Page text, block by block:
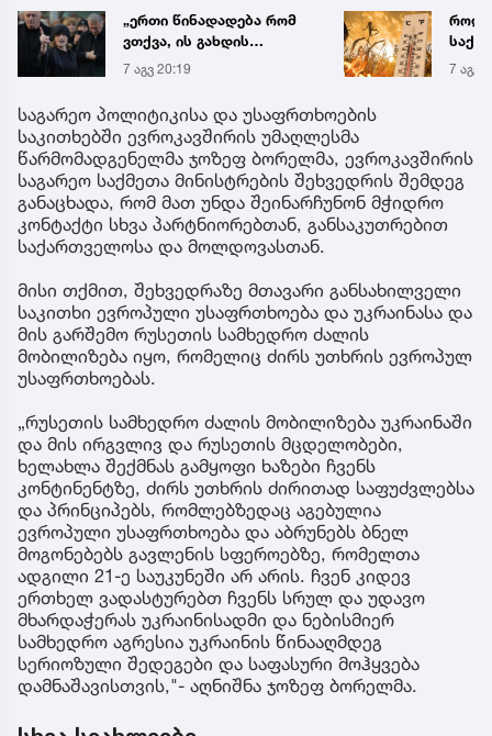
როდის ელოდებიან
საქართველოში +40-
გრადუსიან სიცხეს
7 აგვ 20:41
რა
7 აგვ
საგარეო პოლიტიკისა და უსაფრთხოების
საკითხებში ევროკავშირის უმაღლესმა
წარმომადგენელმა ჯოზეფ ბორელმა, ევროკავშირის
საგარეო საქმეთა მინისტრების შეხვედრის შემდეგ
განაცხადა, რომ მათ უნდა შეინარჩუნონ მჭიდრო
კონტაქტი სხვა პარტნიორებთან, განსაკუთრებით
საქართველოსა და მოლდოვასთან.
მისი თქმით, შეხვედრაზე მთავარი განსახილველი
საკითხი ევროპული უსაფრთხოება და უკრაინასა და
მის გარშემო რუსეთის სამხედრო ძალის
მობილიზება იყო, რომელიც ძირს უთხრის ევროპულ
უსაფრთხოებას.
„რუსეთის სამხედრო ძალის მობილიზება უკრაინაში
და მის ირგვლივ და რუსეთის მცდელობები,
ხელახლა შექმნას გამყოფი ხაზები ჩვენს
კონტინენტზე, ძირს უთხრის ძირითად საფუძვლებსა
და პრინციპებს, რომლებზედაც აგებულია
ევროპული უსაფრთხოება და აბრუნებს ბნელ
მოგონებებს გავლენის სფეროებზე, რომელთა
ადგილი 21-ე საუკუნეში არ არის. ჩვენ კიდევ
ერთხელ ვადასტურებთ ჩვენს სრულ და უდავო
მხარდაჭერას უკრაინისადმი და ნებისმიერ
სამხედრო აგრესია უკრაინის წინააღმდეგ
სერიოზული შედეგები და საფასური მოჰყვება
დამნაშავისთვის,"- აღნიშნა ჯოზეფ ბორელმა.